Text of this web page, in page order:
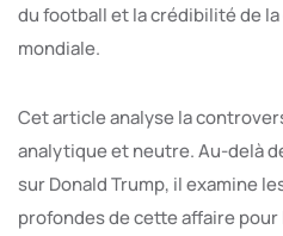
du football et la crédibilité de
mondiale.
Cet article analyse la
analytique et neutre. Au-delà
sur Donald Trump, il examine
profondes de cette affaire